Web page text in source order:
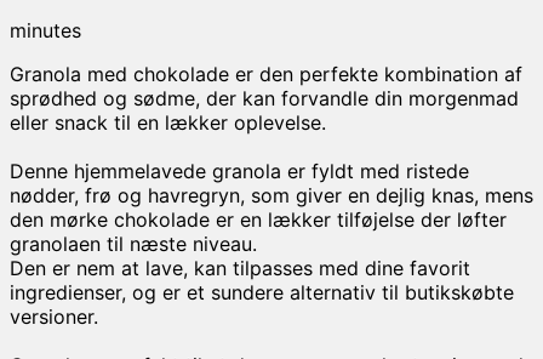
minutes
Granola med chokolade er den perfekte kombination af
sprødhed og sødme, der kan forvandle din morgenmad
eller snack til en lækker oplevelse.
Denne hjemmelavede granola er fyldt med ristede
nødder, frø og havregryn, som giver en dejlig knas, mens
den mørke chokolade er en lækker tilføjelse der løfter
granolaen til næste niveau.
Den er nem at lave, kan tilpasses med dine favorit
ingredienser, og er et sundere alternativ til butikskøbte
versioner.